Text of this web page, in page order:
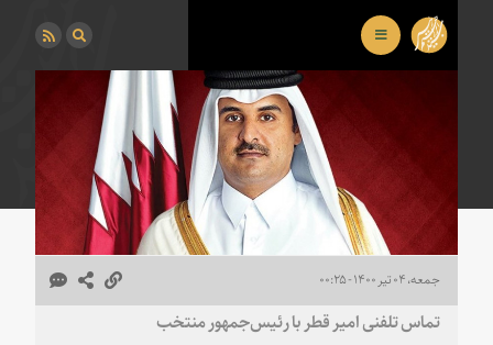
جمعه، ۰۴ تیر ۱۴۰۰ - ۰۰:۲۵
تماس تلفنی امیر قطر با رئیس‌جمهور منتخب